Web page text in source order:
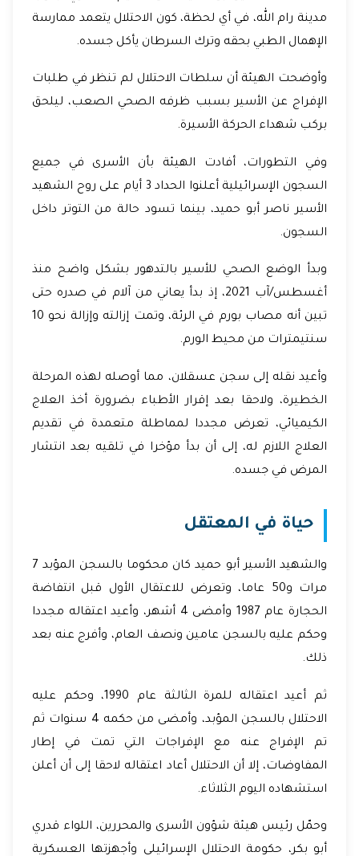
مدينة رام الله، في أي لحظة، كون الاحتلال يتعمد ممارسة
الإهمال الطبي بحقه وترك السرطان يأكل جسده.
وأوضحت الهيئة أن سلطات الاحتلال لم تنظر في طلبات
الإفراج عن الأسير بسبب ظرفه الصحي الصعب، ليلحق
بركب شهداء الحركة الأسيرة.
وفي التطورات، أفادت الهيئة بأن الأسرى في جميع
السجون الإسرائيلية أعلنوا الحداد 3 أيام على روح الشهيد
الأسير ناصر أبو حميد، بينما تسود حالة من التوتر داخل
السجون.
وبدأ الوضع الصحي للأسير بالتدهور بشكل واضح منذ
أغسطس/آب 2021، إذ بدأ يعاني من آلام في صدره حتى
تبين أنه مصاب بورم في الرئة، وتمت إزالته وإزالة نحو 10
سنتيمترات من محيط الورم.
وأعيد نقله إلى سجن عسقلان، مما أوصله لهذه المرحلة
الخطيرة، ولاحقا بعد إقرار الأطباء بضرورة أخذ العلاج
الكيميائي، تعرض مجددا لمماطلة متعمدة في تقديم
العلاج اللازم له، إلى أن بدأ مؤخرا في تلقيه بعد انتشار
المرض في جسده.
حياة في المعتقل
والشهيد الأسير أبو حميد كان محكوما بالسجن المؤبد 7
مرات و50 عاما، وتعرض للاعتقال الأول قبل انتفاضة
الحجارة عام 1987 وأمضى 4 أشهر، وأعيد اعتقاله مجددا
وحكم عليه بالسجن عامين ونصف العام، وأفرج عنه بعد
ذلك.
ثم أعيد اعتقاله للمرة الثالثة عام 1990، وحكم عليه
الاحتلال بالسجن المؤبد، وأمضى من حكمه 4 سنوات ثم
تم الإفراج عنه مع الإفراجات التي تمت في إطار
المفاوضات، إلا أن الاحتلال أعاد اعتقاله لاحقا إلى أن أعلن
استشهاده اليوم الثلاثاء.
وحمّل رئيس هيئة شؤون الأسرى والمحررين، اللواء قدري
أبو بكر، حكومة الاحتلال الإسرائيلي وأجهزتها العسكرية